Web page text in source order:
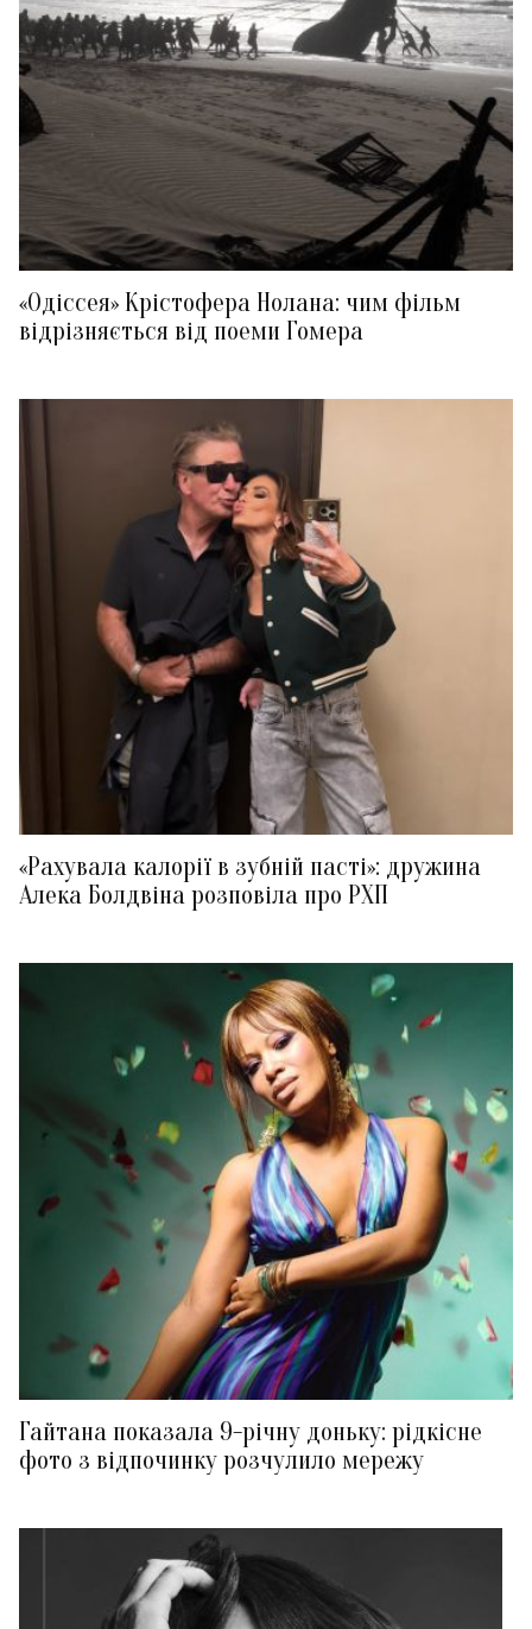
«Одіссея» Крістофера Нолана: чим фільм
відрізняється від поеми Гомера
«Рахувала калорії в зубній пасті»: дружина
Алека Болдвіна розповіла про РХП
Гайтана показала 9-річну доньку: рідкісне
фото з відпочинку розчулило мережу